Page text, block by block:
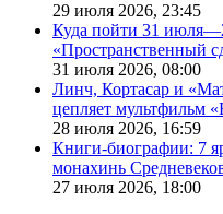
29 июля 2026, 23:45
Куда пойти 31
«Пространственный
31 июля 2026, 08:00
Линч, Кортасар и
цепляет мультфильм
28 июля 2026, 16:59
Книги-биографии: 7
монахинь
27 июля 2026, 18:00